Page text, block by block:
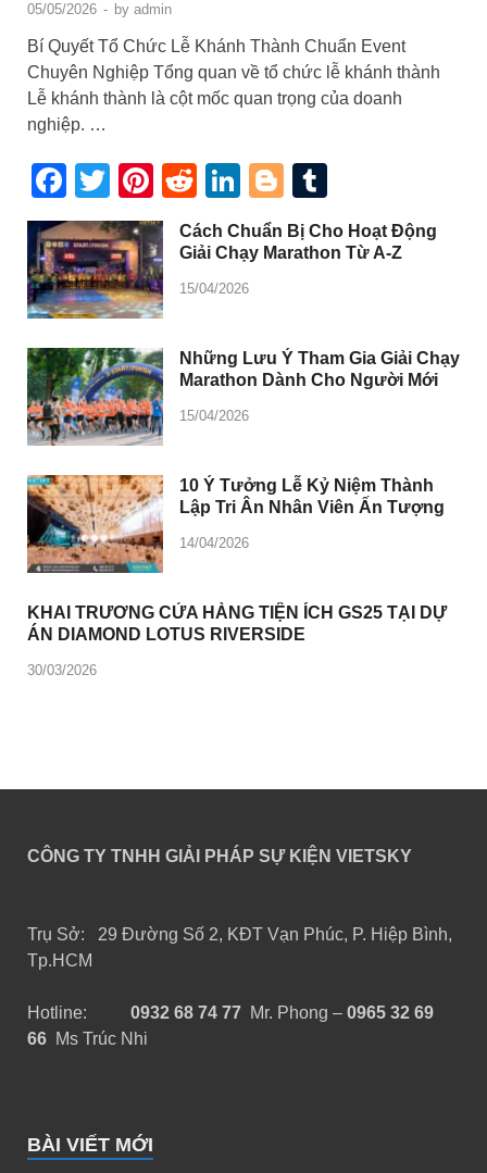
05/05/2026 - by admin
Bí Quyết Tổ Chức Lễ Khánh Thành Chuẩn Event
Chuyên Nghiệp Tổng quan về tổ chức lễ khánh thành
Lễ khánh thành là cột mốc quan trọng của doanh
nghiệp. …
Facebook
Twitter
Pinterest
RedditLinkedIn
Blogger
Cách Chuẩn Bị Cho Hoạt Động
Giải Chạy Marathon Từ A-Z
15/04/2026
Những Lưu Ý Tham Gia Giải Chạy
Marathon Dành Cho Người Mới
15/04/2026
10 Ý Tưởng Lễ Kỷ Niệm Thành
Lập Tri Ân Nhân Viên Ấn Tượng
14/04/2026
KHAI TRƯƠNG CỬA HÀNG TIỆN ÍCH GS25 TẠI DỰ
ÁN DIAMOND LOTUS RIVERSIDE
30/03/2026
CÔNG TY TNHH GIẢI PHÁP SỰ KIỆN VIETSKY
Trụ Sở: 29 Đường Số 2, KĐT Vạn Phúc, P. Hiệp Bình,
Tp.HCM
Hotline: 0932 68 74 77 Mr. Phong – 0965 32 69
66 Ms Trúc Nhi
BÀI VIẾT MỚI